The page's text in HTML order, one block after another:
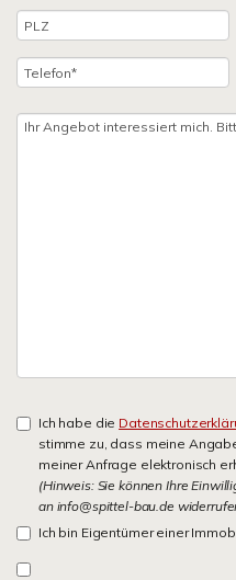
Ich habe die
stimme zu, dass meine
meiner Anfrage elektronisch
(Hinweis: Sie können Ihre
an info@spittel-bau.de
Ich bin Eigentümer einer